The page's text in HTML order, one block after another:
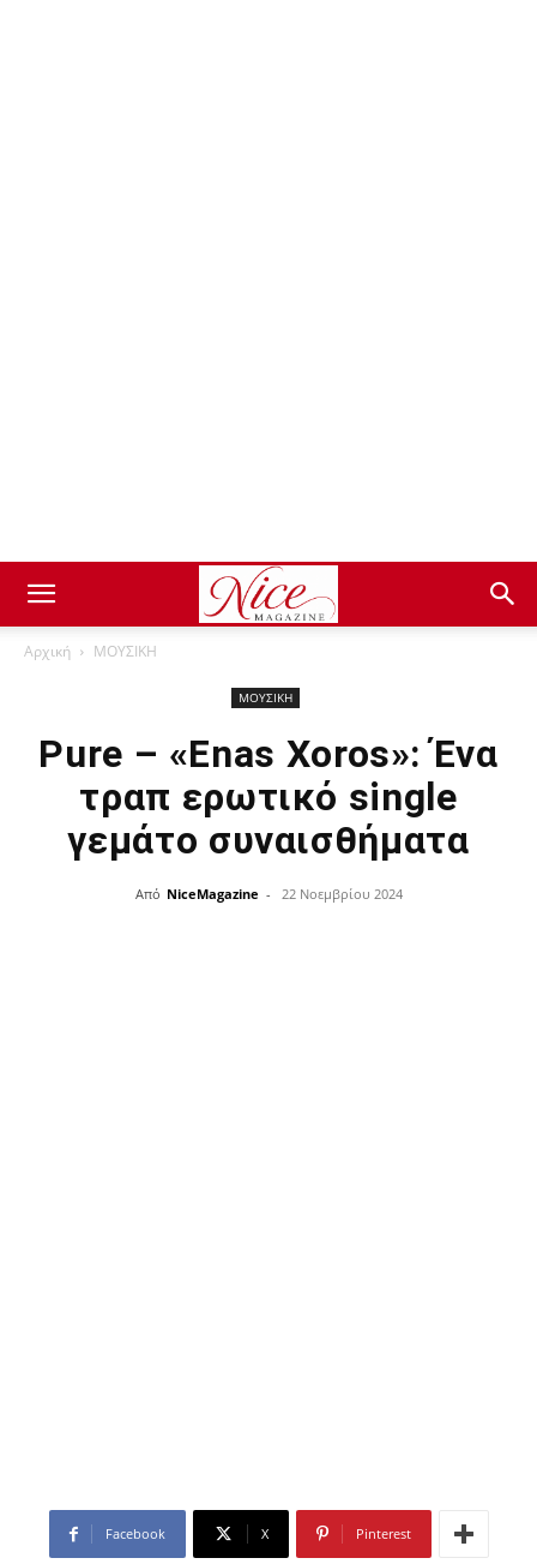
Αρχική ΜΟΥΣΙΚΗ
ΜΟΥΣΙΚΗ
Pure – «Enas Xoros»: Ένα
τραπ ερωτικό single
γεμάτο συναισθήματα
Από NiceMagazine - 22 Νοεμβρίου 2024
Facebook X Pinterest